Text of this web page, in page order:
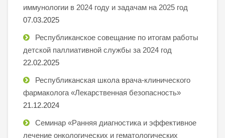
иммунологии в 2024 году и задачам на 2025 год
07.03.2025
Республиканское совещание по итогам работы
детской паллиативной службы за 2024 год
22.02.2025
Республиканская школа врача-клинического
фармаколога «Лекарственная безопасность»
21.12.2024
Семинар «Ранняя диагностика и эффективное
лечение онкологических и гематологических